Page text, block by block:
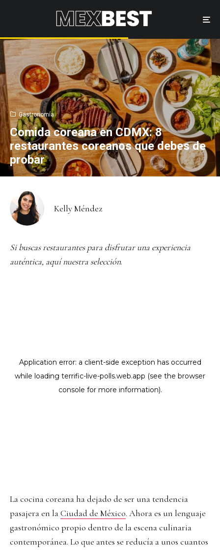
Gastronomía
Comida coreana en CDMX: 8
restaurantes coreanos que debes de
probar
Kelly Méndez
Si buscas restaurantes para disfrutar una experiencia
auténtica, aquí nuestra selección.
La cocina coreana ha dejado de ser una tendencia
pasajera en laCiudad de México. Ahora es un lenguaje
gastronómico propio dentro de la escena culinaria
contemporánea. Lo que antes se reducía a unos cuantos